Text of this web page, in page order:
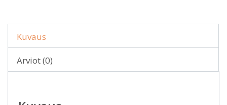
Kuvaus
Arviot (0)